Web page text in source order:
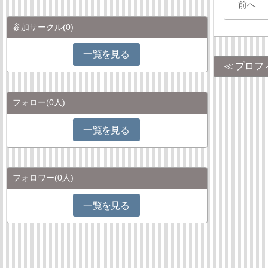
前へ
プロフ
参加サークル(0)
一覧を見る
フォロー(0人)
一覧を見る
フォロワー(0人)
一覧を見る